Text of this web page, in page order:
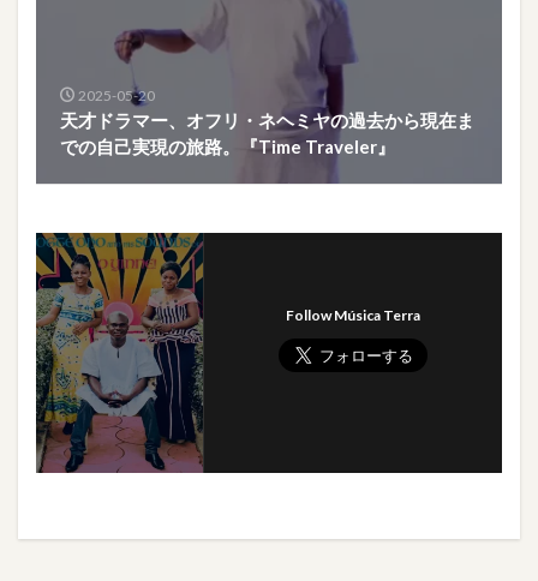
2025-05-20
天才ドラマー、オフリ・ネヘミヤの過去から現在ま
での自己実現の旅路。『Time Traveler』
Follow Música Terra